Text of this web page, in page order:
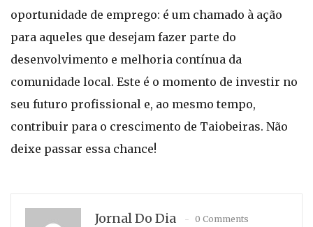
oportunidade de emprego: é um chamado à ação
para aqueles que desejam fazer parte do
desenvolvimento e melhoria contínua da
comunidade local. Este é o momento de investir no
seu futuro profissional e, ao mesmo tempo,
contribuir para o crescimento de Taiobeiras. Não
deixe passar essa chance!
Jornal Do Dia 0 Comments